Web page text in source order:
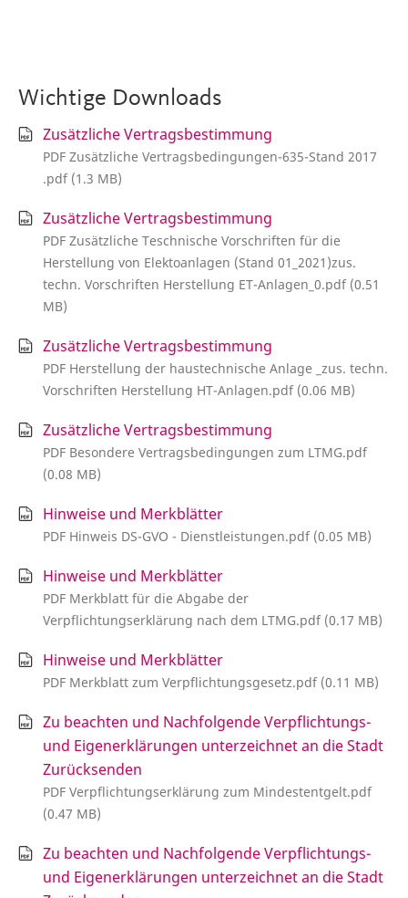
Wichtige Downloads
Zusätzliche Vertragsbestimmung
PDF Zusätzliche Vertragsbedingungen-635-Stand 2017
.pdf (1.3 MB)
Zusätzliche Vertragsbestimmung
PDF Zusätzliche Teschnische Vorschriften für die
Herstellung von Elektoanlagen (Stand 01_2021)zus.
techn. Vorschriften Herstellung ET-Anlagen_0.pdf (0.51
MB)
Zusätzliche Vertragsbestimmung
PDF Herstellung der haustechnische Anlage _zus. techn.
Vorschriften Herstellung HT-Anlagen.pdf (0.06 MB)
Zusätzliche Vertragsbestimmung
PDF Besondere Vertragsbedingungen zum LTMG.pdf
(0.08 MB)
Hinweise und Merkblätter
PDF Hinweis DS-GVO - Dienstleistungen.pdf (0.05 MB)
Hinweise und Merkblätter
PDF Merkblatt für die Abgabe der
Verpflichtungserklärung nach dem LTMG.pdf (0.17 MB)
Hinweise und Merkblätter
PDF Merkblatt zum Verpflichtungsgesetz.pdf (0.11 MB)
Zu beachten und Nachfolgende Verpflichtungs-
und Eigenerklärungen unterzeichnet an die Stadt
Zurücksenden
PDF Verpflichtungserklärung zum Mindestentgelt.pdf
(0.47 MB)
Zu beachten und Nachfolgende Verpflichtungs-
und Eigenerklärungen unterzeichnet an die Stadt